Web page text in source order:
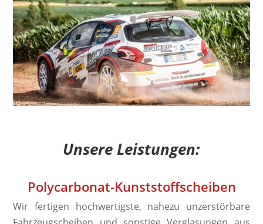
Unsere Leistungen:
Polycarbonat-Kunststoffscheiben
Wir fertigen hochwertigste, nahezu unzerstörbare